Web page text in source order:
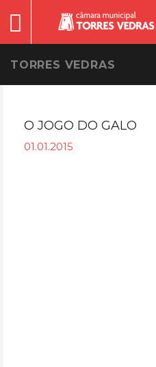
TORRES VEDRAS
O JOGO DO GALO
01.01.2015